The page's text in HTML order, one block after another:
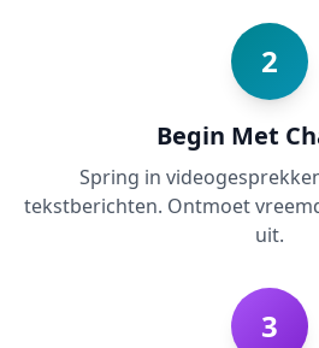
2
Begin Met
Spring in
tekstberichten. Ontmoet
uit.
3